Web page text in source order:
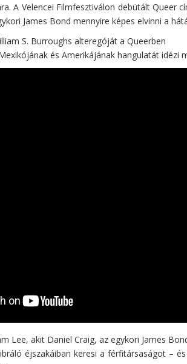
A Velencei Filmfesztiválon debütált
James Bond mennyire képes elvinni a
S. Burroughs alteregóját a Queerben
és Amerikájának hangulatát idézi
Lee, akit Daniel Craig, az egykori James
éjszakáiban keresi a férfitársaságot –